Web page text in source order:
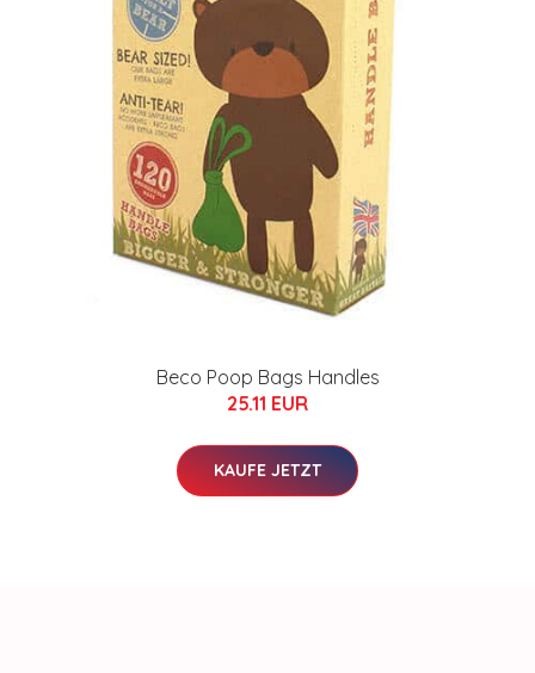
Beco Poop Bags Handles
25.11 EUR
KAUFE JETZT